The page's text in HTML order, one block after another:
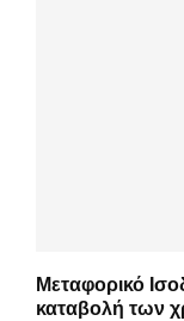
Μεταφορικό
καταβολή των